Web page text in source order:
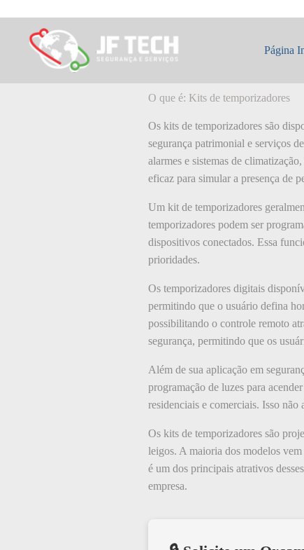
para
conteúdo
Página
O que é: Kits
O que é: Kits de temporizadores
Os kits de temporizadores são
segurança patrimonial e serviços
alarmes e sistemas de
eficaz para simular a presença de
Um kit de temporizadores
temporizadores podem ser
dispositivos conectados. Essa
prioridades.
Os temporizadores digitais
permitindo que o usuário defina
possibilitando o controle remoto
segurança, permitindo que os
Além de sua aplicação em
programação de luzes para
residenciais e comerciais. Isso
Os kits de temporizadores são
leigos. A maioria dos modelos
é um dos principais atrativos
empresa.